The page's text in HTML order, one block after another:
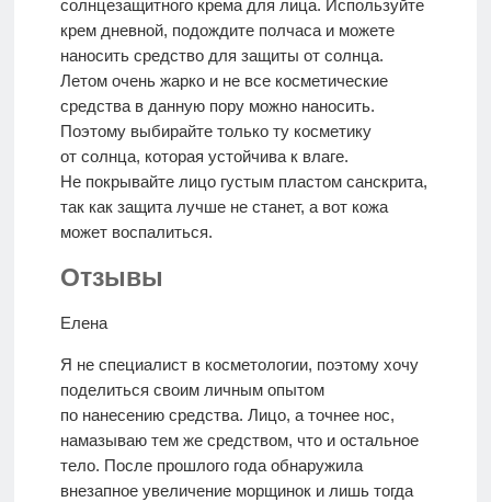
солнцезащитного крема для лица. Используйте
крем дневной, подождите полчаса и можете
наносить средство для защиты от солнца.
Летом очень жарко и не все косметические
средства в данную пору можно наносить.
Поэтому выбирайте только ту косметику
от солнца, которая устойчива к влаге.
Не покрывайте лицо густым пластом санскрита,
так как защита лучше не станет, а вот кожа
может воспалиться.
Отзывы
Елена
Я не специалист в косметологии, поэтому хочу
поделиться своим личным опытом
по нанесению средства. Лицо, а точнее нос,
намазываю тем же средством, что и остальное
тело. После прошлого года обнаружила
внезапное увеличение морщинок и лишь тогда